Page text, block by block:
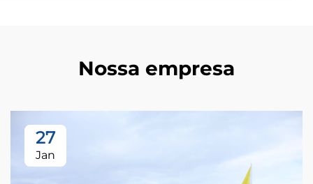
Nossa empresa
27
Jan